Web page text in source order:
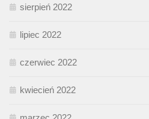
sierpień 2022
lipiec 2022
czerwiec 2022
kwiecień 2022